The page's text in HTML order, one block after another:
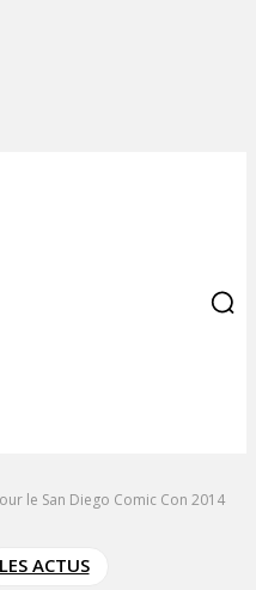
le San Diego Comic Con 2014
LES ACTUS